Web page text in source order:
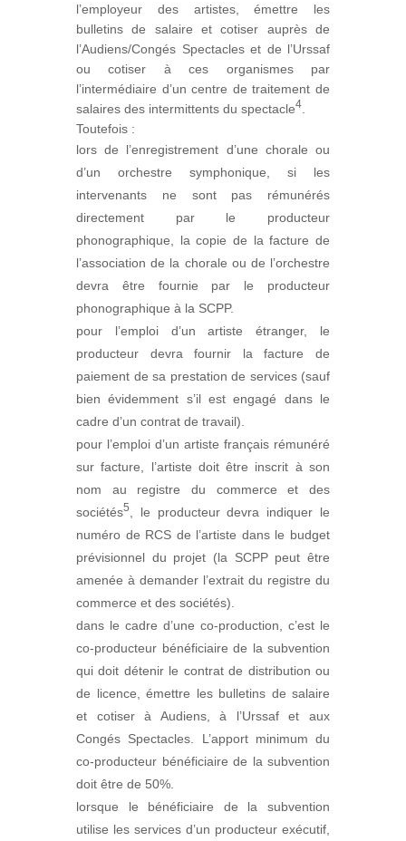
l’employeur des artistes, émettre les
bulletins de salaire et cotiser auprès de
l’Audiens/Congés Spectacles et de l’Urssaf
ou cotiser à ces organismes par
l’intermédiaire d’un centre de traitement de
salaires des intermittents du spectacle4.
Toutefois :
lors de l’enregistrement d’une chorale ou
d’un orchestre symphonique, si les
intervenants ne sont pas rémunérés
directement par le producteur
phonographique, la copie de la facture de
l’association de la chorale ou de l’orchestre
devra être fournie par le producteur
phonographique à la SCPP.
pour l’emploi d’un artiste étranger, le
producteur devra fournir la facture de
paiement de sa prestation de services (sauf
bien évidemment s’il est engagé dans le
cadre d’un contrat de travail).
pour l’emploi d’un artiste français rémunéré
sur facture, l’artiste doit être inscrit à son
nom au registre du commerce et des
sociétés5, le producteur devra indiquer le
numéro de RCS de l’artiste dans le budget
prévisionnel du projet (la SCPP peut être
amenée à demander l’extrait du registre du
commerce et des sociétés).
dans le cadre d’une co-production, c’est le
co-producteur bénéficiaire de la subvention
qui doit détenir le contrat de distribution ou
de licence, émettre les bulletins de salaire
et cotiser à Audiens, à l’Urssaf et aux
Congés Spectacles. L’apport minimum du
co-producteur bénéficiaire de la subvention
doit être de 50%.
lorsque le bénéficiaire de la subvention
utilise les services d’un producteur exécutif,